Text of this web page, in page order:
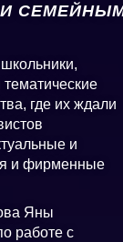
где их ждали
и
и фирменные
Яны
работе с